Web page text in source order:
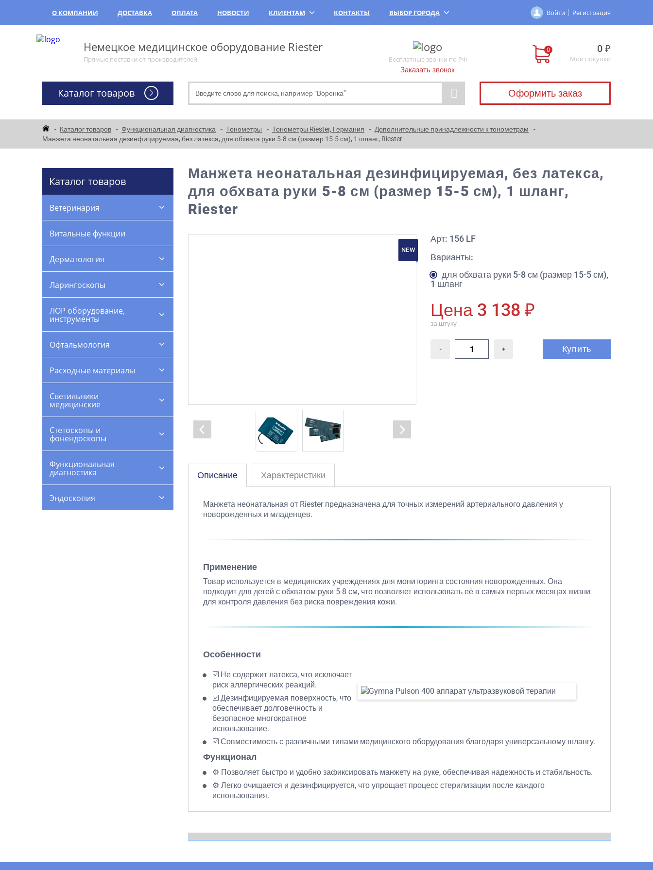
О КОМПАНИИ ДОСТАВКА ОПЛАТА НОВОСТИ КЛИЕНТАМ КОНТАКТЫ ВЫБОР ГОРОДА Войти Регистрация
Немецкое медицинское оборудование Riester
Прямые поставки от производителей
Бесплатные звонки по РФ
Заказать звонок
0 ₽
Мои покупки
Каталог товаров Оформить заказ
Каталог товаров Функциональная диагностика Тонометры Тонометры Riester, Германия
Дополнительные принадлежности к тонометрам
Манжета неонатальная дезинфицируемая, без латекса, для обхвата руки 5-8 см (размер 15-5 см), 1 шланг, Riester
Каталог товаров
Ветеринария
Витальные функции
Дерматология
Ларингоскопы
ЛОР оборудование,
инструменты
Офтальмология
Расходные материалы
Светильники
медицинские
Стетоскопы и
фонендоскопы
Функциональная
диагностика
Эндоскопия
Манжета неонатальная дезинфицируемая, без латекса,
для обхвата руки 5-8 см (размер 15-5 см), 1 шланг,
Riester
NEW
Арт: 156 LF
Варианты:
для обхвата руки 5-8 см (размер 15-5 см),
1 шланг
Цена 3 138 ₽
за штуку
- + Купить
Описание
Манжета неонатальная от Riester предназначена для точных измерений артериального давления у
новорожденных и младенцев.
Применение
Товар используется в медицинских учреждениях для мониторинга состояния новорожденных. Она
подходит для детей с обхватом руки 5-8 см, что позволяет использовать её в самых первых месяцах жизни
для контроля давления без риска повреждения кожи.
Особенности
☑️ Не содержит латекса, что исключает
риск аллергических реакций.
☑️ Дезинфицируемая поверхность, что
обеспечивает долговечность и
безопасное многократное
использование.
☑️ Совместимость с различными типами медицинского оборудования благодаря универсальному шлангу.
Функционал
⚙️ Позволяет быстро и удобно зафиксировать манжету на руке, обеспечивая надежность и стабильность.
⚙️ Легко очищается и дезинфицируется, что упрощает процесс стерилизации после каждого
использования.
Характеристики